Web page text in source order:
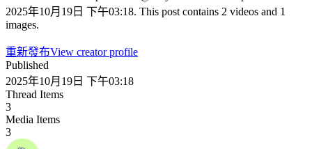
2025年10月19日 下午03:18. This post contains 2 videos and 1
images.
重新發布View creator profile
Published
2025年10月19日 下午03:18
Thread Items
3
Media Items
3